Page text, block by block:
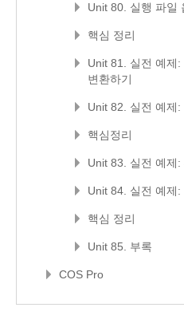
Unit 80. 실행 파일
핵심 정리
Unit 81. 실전 예제
변환하기
Unit 82. 실전 예제
핵심정리
Unit 83. 실전 예제
Unit 84. 실전 예제
핵심 정리
Unit 85. 부록
COS Pro